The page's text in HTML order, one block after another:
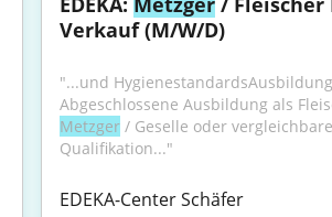
Verkauf (M/W/D)
"...und
Metzger / Geselle oder vergleichbare
Qualifikation..."
EDEKA-Center Schäfer